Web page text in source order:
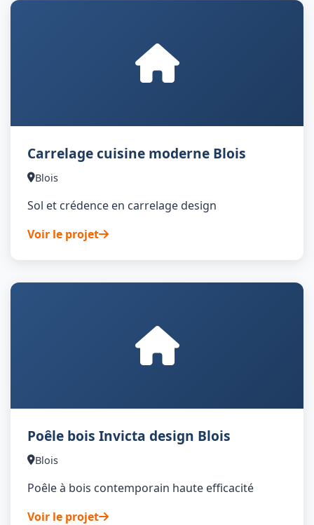
Carrelage cuisine moderne Blois
Blois
Sol et crédence en carrelage design
Voir le projet
Poêle bois Invicta design Blois
Blois
Poêle à bois contemporain haute efficacité
Voir le projet